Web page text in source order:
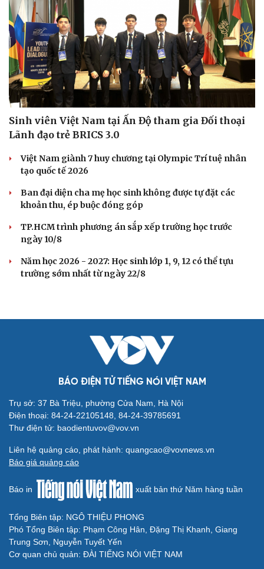
Sinh viên Việt Nam tại Ấn Độ tham gia Đối thoại
Lãnh đạo trẻ BRICS 3.0
Việt Nam giành 7 huy chương tại Olympic Trí tuệ nhân
tạo quốc tế 2026
Ban đại diện cha mẹ học sinh không được tự đặt các
khoản thu, ép buộc đóng góp
TP.HCM trình phương án sắp xếp trường học trước
ngày 10/8
Năm học 2026 - 2027: Học sinh lớp 1, 9, 12 có thể tựu
trường sớm nhất từ ngày 22/8
BÁO ĐIỆN TỬ TIẾNG NÓI VIỆT NAM
Trụ sở: 37 Bà Triệu, phường Cửa Nam, Hà Nội
Điện thoại: 84-24-22105148, 84-24-39785691
Thư điện tử: baodientuvov@vov.vn
Liên hệ quảng cáo, phát hành: quangcao@vovnews.vn
Báo giá quảng cáo
Báo in xuất bản thứ Năm hàng tuần
Tổng Biên tập: NGÔ THIỆU PHONG
Phó Tổng Biên tập: Phạm Công Hân, Đặng Thị Khanh, Giang
Trung Sơn, Nguyễn Tuyết Yến
Cơ quan chủ quản: ĐÀI TIẾNG NÓI VIỆT NAM